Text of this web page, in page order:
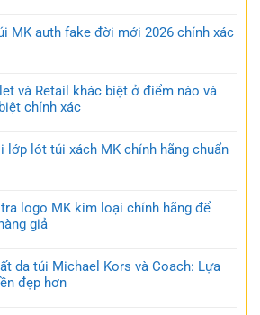
MK auth fake đời mới 2026 chính xác
và Retail khác biệt ở điểm nào và
chính xác
lớp lót túi xách MK chính hãng chuẩn
logo MK kim loại chính hãng để
giả
da túi Michael Kors và Coach: Lựa
đẹp hơn